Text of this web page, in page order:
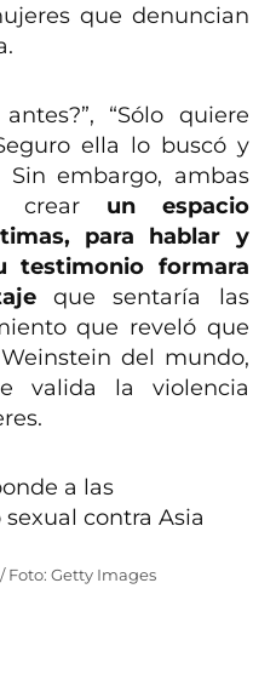
que denuncian
“Sólo quiere
ella lo buscó y
Sin embargo, ambas
crear un espacio
para hablar y
testimonio formara
que sentaría las
que reveló que
del mundo,
valida la violencia
Foto: Getty Images